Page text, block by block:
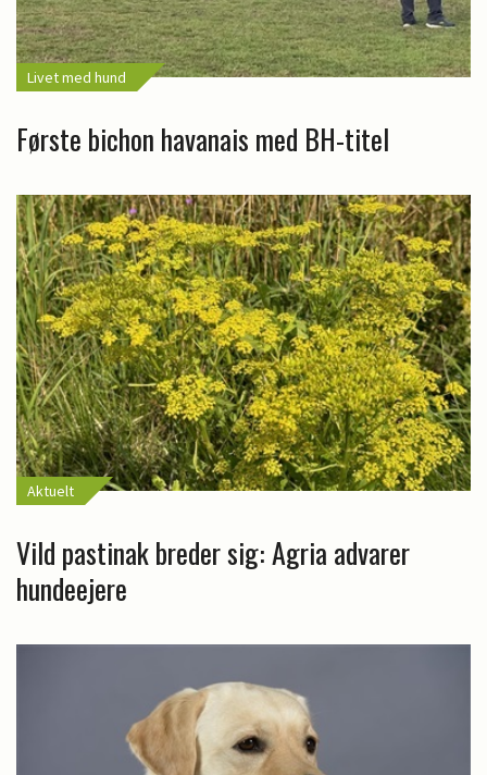
Livet med hund
Første bichon havanais med BH-titel
Aktuelt
Vild pastinak breder sig: Agria advarer
hundeejere